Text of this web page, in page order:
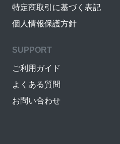
特定商取引に基づく表記
個人情報保護方針
SUPPORT
ご利用ガイド
よくある質問
お問い合わせ